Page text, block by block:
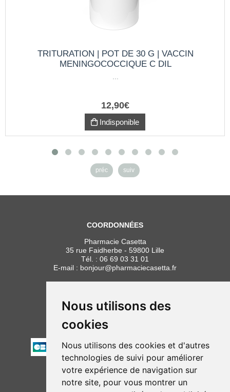
Nous utilisons des
cookies
Nous utilisons des cookies et d'autres
technologies de suivi pour améliorer
votre expérience de navigation sur
notre site, pour vous montrer un
TRITURATION | POT DE 30 G | VACCIN
MENINGOCOCCIQUE C DIL
12,90€
Indisponible
préc suiv
COORDONNÉES
Pharmacie Casetta
35 rue Faidherbe - 59800 Lille
Tél. : 06 69 03 31 01
E-mail : bonjour@pharmaciecasetta.fr
HORAIRES
Lundi au vendredi : 8h30 à 19h30
Samedi : 9h00 à 19h30
PAIEMENT
NOUS SUIVRE